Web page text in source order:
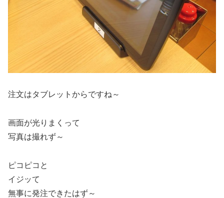
注文はタブレットからですね～
画面が光りまくって
写真は撮れず～
ピコピコと
イジッて
無事に発注できたはず～